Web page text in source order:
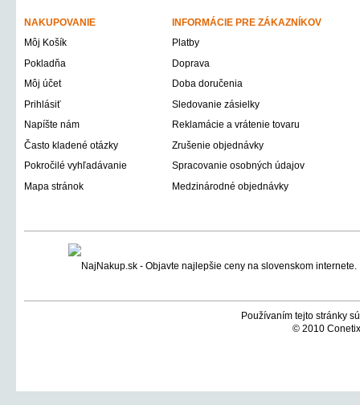
NAKUPOVANIE
INFORMÁCIE PRE ZÁKAZNÍKOV
Môj Košík
Platby
Pokladňa
Doprava
Môj účet
Doba doručenia
Prihlásiť
Sledovanie zásielky
Napíšte nám
Reklamácie a vrátenie tovaru
Často kladené otázky
Zrušenie objednávky
Pokročilé vyhľadávanie
Spracovanie osobných údajov
Mapa stránok
Medzinárodné objednávky
Používaním tejto stránky
© 2010